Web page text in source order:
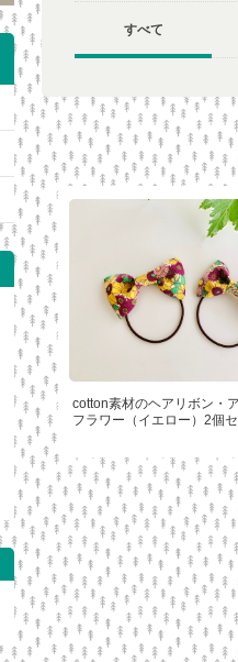
すべて
cotton素材のヘアリボン・
フラワー（イエロー）2個セ